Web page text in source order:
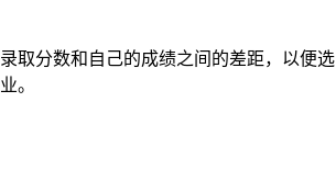
取分数和自己的成绩之间的差距，以便选
。